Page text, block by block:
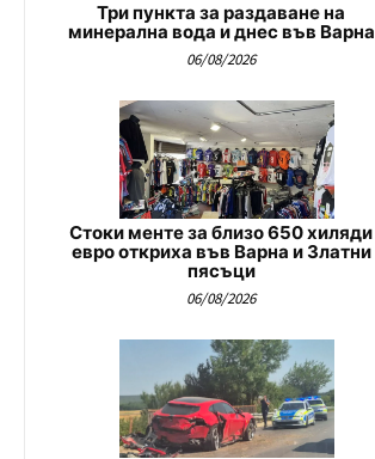
Три пункта за раздаване на
минерална вода и днес във Варна
06/08/2026
Стоки менте за близо 650 хиляди
евро откриха във Варна и Златни
пясъци
06/08/2026